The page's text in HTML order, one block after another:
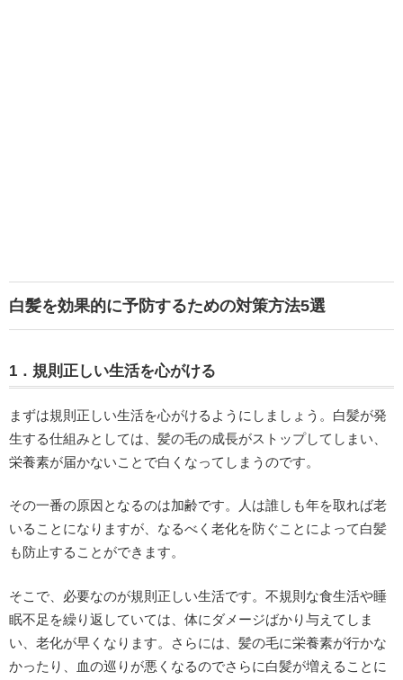
白髪を効果的に予防するための対策方法5選
1．規則正しい生活を心がける
まずは規則正しい生活を心がけるようにしましょう。白髪が発
生する仕組みとしては、髪の毛の成長がストップしてしまい、
栄養素が届かないことで白くなってしまうのです。
その一番の原因となるのは加齢です。人は誰しも年を取れば老
いることになりますが、なるべく老化を防ぐことによって白髪
も防止することができます。
そこで、必要なのが規則正しい生活です。不規則な食生活や睡
眠不足を繰り返していては、体にダメージばかり与えてしま
い、老化が早くなります。さらには、髪の毛に栄養素が行かな
かったり、血の巡りが悪くなるのでさらに白髪が増えることに